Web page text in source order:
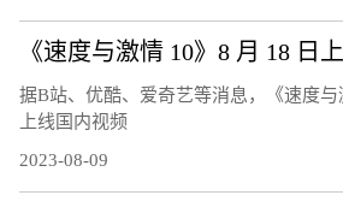
《速度与激情 10》8 月 18 日
据B站、优酷、爱奇艺等消息，《速度与
上线国内视频
2023-08-09